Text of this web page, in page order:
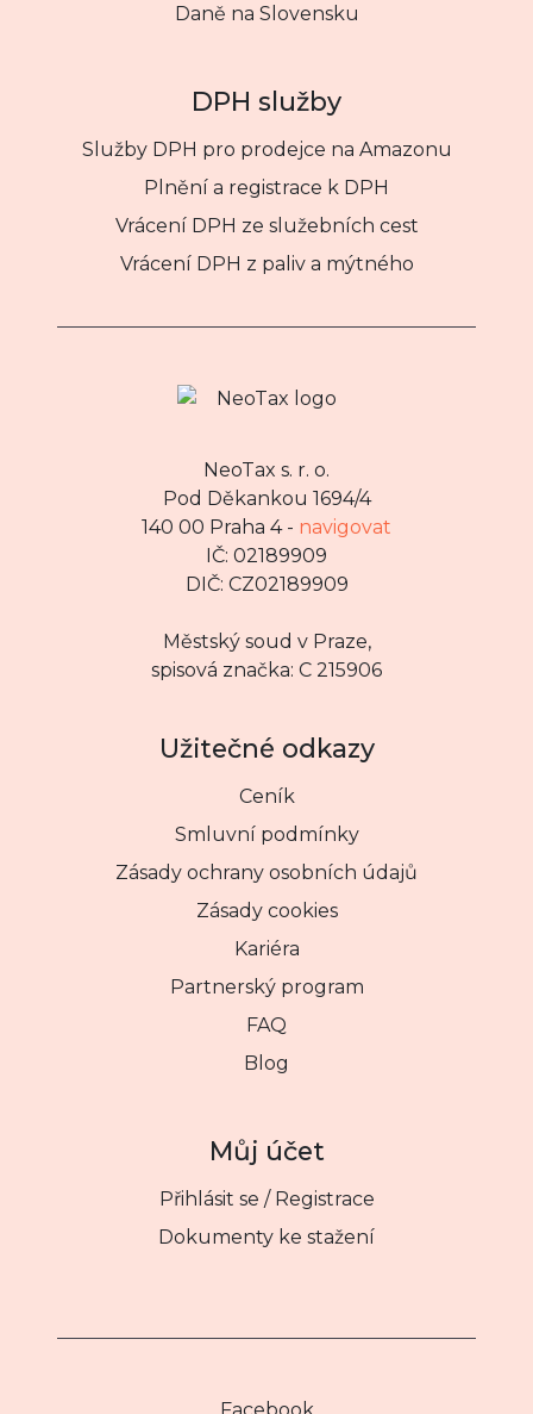
Daně na Slovensku
DPH služby
Služby DPH pro prodejce na Amazonu
Plnění a registrace k DPH
Vrácení DPH ze služebních cest
Vrácení DPH z paliv a mýtného
NeoTax s. r. o.
Pod Děkankou 1694/4
140 00 Praha 4 - navigovat
IČ: 02189909
DIČ: CZ02189909
Městský soud v Praze,
spisová značka: C 215906
Užitečné odkazy
Ceník
Smluvní podmínky
Zásady ochrany osobních údajů
Zásady cookies
Kariéra
Partnerský program
FAQ
Blog
Můj účet
Přihlásit se / Registrace
Dokumenty ke stažení
Facebook